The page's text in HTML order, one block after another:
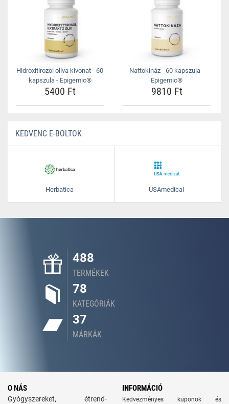
Hidroxitirozol olíva kivonat - 60
kapszula - Epigemic®
5400 Ft
Nattokináz - 60 kapszula -
Epigemic®
9810 Ft
KEDVENC E-BOLTOK
Herbatica USAmedical
488
TERMÉKEK
78
KATEGÓRIÁK
37
MÁRKÁK
O NÁS
Gyógyszereket, étrend-
INFORMÁCIÓ
Kedvezményes kuponok és